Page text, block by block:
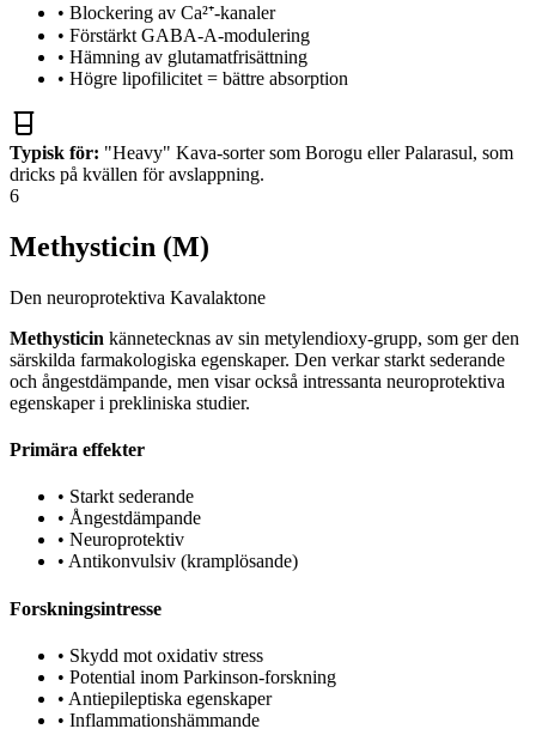
• Blockering av Ca²⁺-kanaler
• Förstärkt GABA-A-modulering
• Hämning av glutamatfrisättning
• Högre lipofilicitet = bättre absorption
Typisk för: "Heavy" Kava-sorter som Borogu eller Palarasul, som
dricks på kvällen för avslappning.
6
Methysticin (M)
Den neuroprotektiva Kavalaktone
Methysticin kännetecknas av sin metylendioxy-grupp, som ger den
särskilda farmakologiska egenskaper. Den verkar starkt sederande
och ångestdämpande, men visar också intressanta neuroprotektiva
egenskaper i prekliniska studier.
Primära effekter
• Starkt sederande
• Ångestdämpande
• Neuroprotektiv
• Antikonvulsiv (kramplösande)
Forskningsintresse
• Skydd mot oxidativ stress
• Potential inom Parkinson-forskning
• Antiepileptiska egenskaper
• Inflammationshämmande